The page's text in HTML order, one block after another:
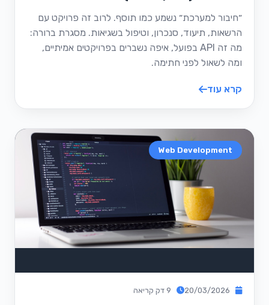
״חיבור למערכת״ נשמע כמו תוסף. לרוב זה פרויקט עם
הרשאות, תיעוד, סנכרון, וטיפול בשגיאות. מסגרת ברורה:
מה זה API בפועל, איפה נשברים בפרויקטים אמיתיים,
ומה לשאול לפני חתימה.
קרא עוד
Web Development